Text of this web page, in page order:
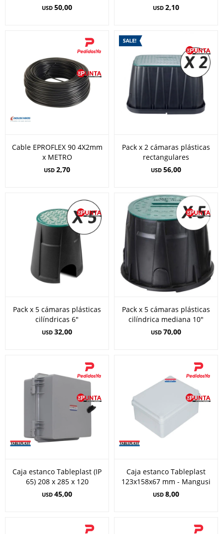
USD 50,00 USD 2,10
Cable EPROFLEX 90 4X2mm
x METRO
USD 2,70
Pack x 2 cámaras plásticas
rectangulares
USD 56,00
Pack x 5 cámaras plásticas
cilíndricas 6"
USD 32,00
Pack x 5 cámaras plásticas
cilíndrica mediana 10"
USD 70,00
Caja estanco Tableplast (IP
65) 208 x 285 x 120
USD 45,00
Caja estanco Tableplast
123x158x67 mm - Mangusi
USD 8,00